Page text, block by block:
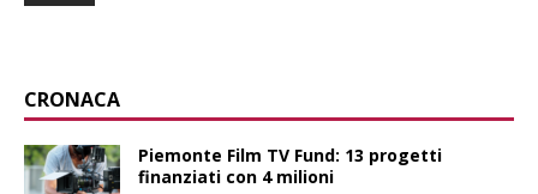
CRONACA
Piemonte Film TV Fund: 13 progetti
finanziati con 4 milioni